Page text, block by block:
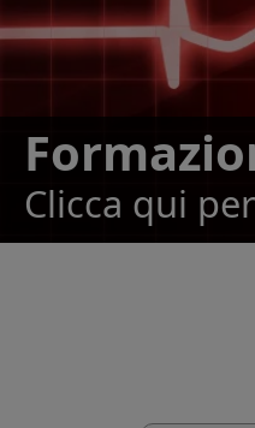
Clicca qui